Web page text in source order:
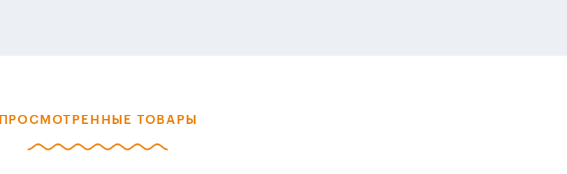
ПРОСМОТРЕННЫЕ ТОВАРЫ